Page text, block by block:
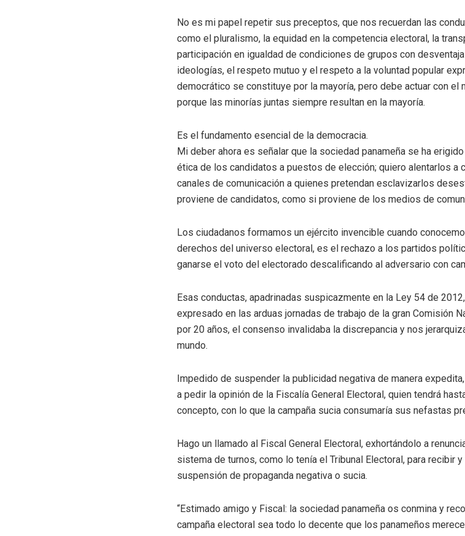
No es mi papel repetir sus preceptos, que nos recuerdan las
como el pluralismo, la equidad en la competencia electoral, la
participación en igualdad de condiciones de grupos con
ideologías, el respeto mutuo y el respeto a la voluntad popular
democrático se constituye por la mayoría, pero debe actuar con el
porque las minorías juntas siempre resultan en la mayoría.
Es el fundamento esencial de la democracia.
Mi deber ahora es señalar que la sociedad panameña se ha
ética de los candidatos a puestos de elección; quiero alentarlos a
canales de comunicación a quienes pretendan esclavizarlos
proviene de candidatos, como si proviene de los medios de
Los ciudadanos formamos un ejército invencible cuando
derechos del universo electoral, es el rechazo a los partidos
ganarse el voto del electorado descalificando al adversario con
Esas conductas, apadrinadas suspicazmente en la Ley 54 de
expresado en las arduas jornadas de trabajo de la gran Comisión
por 20 años, el consenso invalidaba la discrepancia y nos
mundo.
Impedido de suspender la publicidad negativa de manera
a pedir la opinión de la Fiscalía General Electoral, quien tendrá
concepto, con lo que la campaña sucia consumaría sus nefastas
Hago un llamado al Fiscal General Electoral, exhortándolo a
sistema de turnos, como lo tenía el Tribunal Electoral, para recibir
suspensión de propaganda negativa o sucia.
“Estimado amigo y Fiscal: la sociedad panameña os conmina y
campaña electoral sea todo lo decente que los panameños